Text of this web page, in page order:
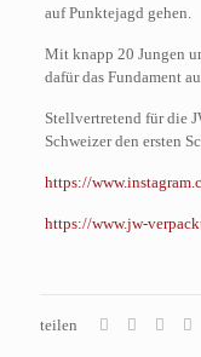
auf Punktejagd gehen.
Mit knapp 20 Jungen
dafür das Fundament
Stellvertretend für die
Schweizer den ersten
https://
https://www.jw-
teilen